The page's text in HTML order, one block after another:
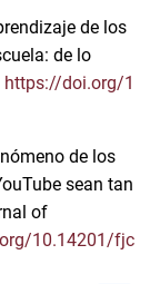
de los
de lo
https://doi.org/1
de los
sean tan
of
10.14201/fjc